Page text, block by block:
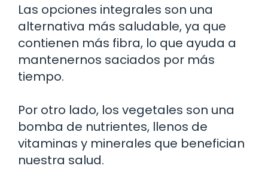
Las opciones integrales son una
alternativa más saludable, ya que
contienen más fibra, lo que ayuda a
mantenernos saciados por más
tiempo.
Por otro lado, los vegetales son una
bomba de nutrientes, llenos de
vitaminas y minerales que benefician
nuestra salud.